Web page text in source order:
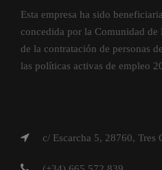
Esta empresa ha sido
concedida por la Comunidad
de la contratación de personas
las políticas activas de empleo
c/ Escarcha 5, 28760, Tres